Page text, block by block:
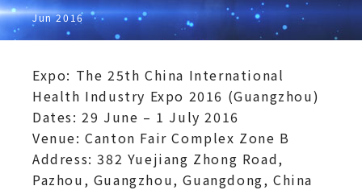
Jun 2016
Expo: The 25th China International
Health Industry Expo 2016 (Guangzhou)
Dates: 29 June – 1 July 2016
Venue: Canton Fair Complex Zone B
Address: 382 Yuejiang Zhong Road,
Pazhou, Guangzhou, Guangdong, China